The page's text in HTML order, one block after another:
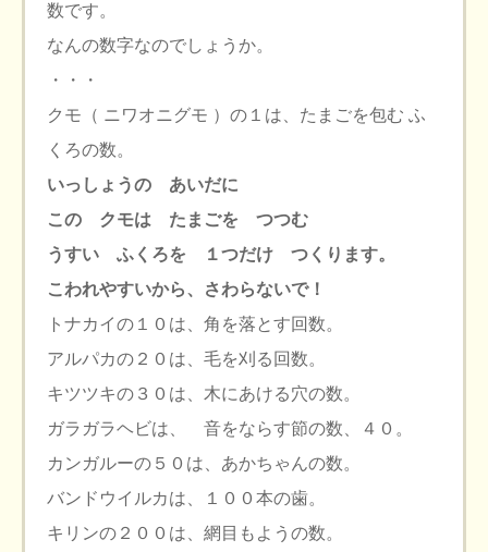
数です。
なんの数字なのでしょうか。
・・・
クモ（ ニワオニグモ ）の１は、たまごを包む ふ
くろの数。
いっしょうの あいだに
この クモは たまごを つつむ
うすい ふくろを １つだけ つくります。
こわれやすいから、さわらないで！
トナカイの１０は、角を落とす回数。
アルパカの２０は、毛を刈る回数。
キツツキの３０は、木にあける穴の数。
ガラガラヘビは、 音をならす節の数、４０。
カンガルーの５０は、あかちゃんの数。
バンドウイルカは、１００本の歯。
キリンの２００は、網目もようの数。